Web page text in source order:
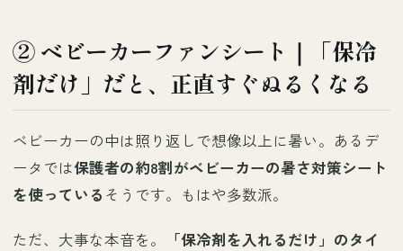
② ベビーカーファンシート｜「保冷
剤だけ」だと、正直すぐぬるくなる
ベビーカーの中は照り返しで想像以上に暑い。あるデ
ータでは保護者の約8割がベビーカーの暑さ対策シート
を使っている そうです。もはや多数派。
ただ、大事な本音を。
「保冷剤を入れるだけ」のタイ